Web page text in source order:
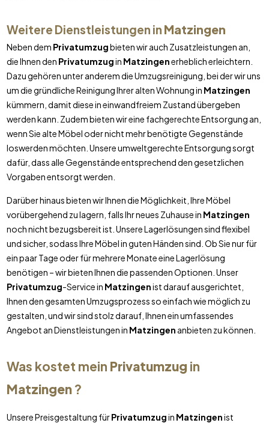
Weitere Dienstleistungen in Matzingen
Neben dem Privatumzugbieten wir auch Zusatzleistungen an,
die Ihnen den Privatumzugin Matzingenerheblich erleichtern.
Dazu gehören unter anderem die Umzugsreinigung, bei der wir uns
um die gründliche Reinigung Ihrer alten Wohnung in Matzingen
kümmern, damit diese in einwandfreiem Zustand übergeben
werden kann. Zudem bieten wir eine fachgerechte Entsorgung an,
wenn Sie alte Möbel oder nicht mehr benötigte Gegenstände
loswerden möchten. Unsere umweltgerechte Entsorgung sorgt
dafür, dass alle Gegenstände entsprechend den gesetzlichen
Vorgaben entsorgt werden.
Darüber hinaus bieten wir Ihnen die Möglichkeit, Ihre Möbel
vorübergehend zu lagern, falls Ihr neues Zuhause in Matzingen
noch nicht bezugsbereit ist. Unsere Lagerlösungen sind flexibel
und sicher, sodass Ihre Möbel in guten Händen sind. Ob Sie nur für
ein paar Tage oder für mehrere Monate eine Lagerlösung
benötigen – wir bieten Ihnen die passenden Optionen. Unser
Privatumzug-Service in Matzingenist darauf ausgerichtet,
Ihnen den gesamten Umzugsprozess so einfach wie möglich zu
gestalten, und wir sind stolz darauf, Ihnen ein umfassendes
Angebot an Dienstleistungen in Matzingen anbieten zu können.
Was kostet mein Privatumzug in
Matzingen?
Unsere Preisgestaltung fürPrivatumzugin Matzingenist